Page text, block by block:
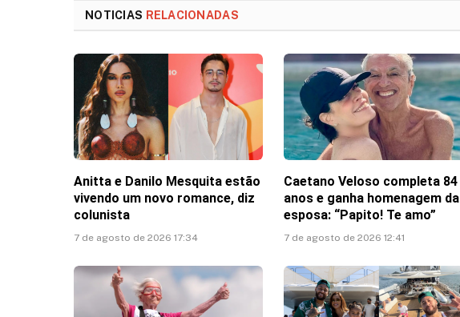
NOTICIAS RELACIONADAS
Anitta e Danilo Mesquita estão
vivendo um novo romance, diz
colunista
7 de agosto de 2026 17:34
Caetano Veloso completa 84
anos e ganha homenagem da
esposa: “Papito! Te amo”
7 de agosto de 2026 12:41